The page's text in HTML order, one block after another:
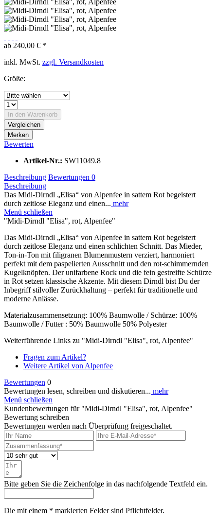
ab 240,00 € *
inkl. MwSt. zzgl. Versandkosten
Größe:
In den Warenkorb
Vergleichen
Merken
Bewerten
Artikel-Nr.: SW11049.8
Beschreibung Bewertungen 0
Beschreibung
Das Midi-Dirndl „Elisa“ von Alpenfee in sattem Rot begeistert
durch zeitlose Eleganz und einen... mehr
Menü schließen
"Midi-Dirndl "Elisa", rot, Alpenfee"
Das Midi-Dirndl „Elisa“ von Alpenfee in sattem Rot begeistert
durch zeitlose Eleganz und einen schlichten Schnitt. Das Mieder,
Ton-in-Ton mit filigranen Blumenmustern verziert, harmoniert
perfekt mit dem paspelierten Ausschnitt und den rot-schimmernden
Kugelknöpfen. Der unifarbene Rock und die fein gestreifte Schürze
in Rot setzen klassische Akzente. Mit diesem Dirndl bist Du der
Inbegriff stilvoller Zurückhaltung – perfekt für traditionelle und
moderne Anlässe.
Materialzusammensetzung: 100% Baumwolle / Schürze: 100%
Baumwolle / Futter : 50% Baumwolle 50% Polyester
Weiterführende Links zu "Midi-Dirndl "Elisa", rot, Alpenfee"
Fragen zum Artikel?
Weitere Artikel von Alpenfee
Bewertungen 0
Bewertungen lesen, schreiben und diskutieren... mehr
Menü schließen
Kundenbewertungen für "Midi-Dirndl "Elisa", rot, Alpenfee"
Bewertung schreiben
Bewertungen werden nach Überprüfung freigeschaltet.
Bitte geben Sie die Zeichenfolge in das nachfolgende Textfeld ein.
Die mit einem * markierten Felder sind Pflichtfelder.